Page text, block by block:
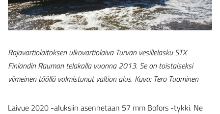
Rajavartiolaitoksen ulkovartiolaiva Turvan vesillelasku STX
Finlandin Rauman telakalla vuonna 2013. Se on toistaiseksi
viimeinen täällä valmistunut valtion alus. Kuva: Tero Tuominen
Laivue 2020 -aluksiin asennetaan 57 mm Bofors -tykki. Ne